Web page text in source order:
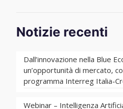
Notizie recenti
Dall’innovazione nella Blue
un’opportunità di mercato,
programma Interreg Italia-
Webinar – Intelligenza